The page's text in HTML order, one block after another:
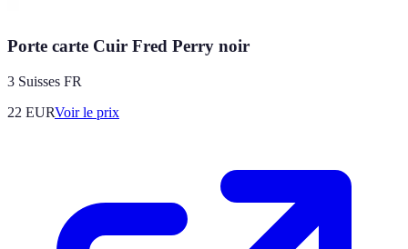
Porte carte Cuir Fred Perry noir
3 Suisses FR
22 EURVoir le prix